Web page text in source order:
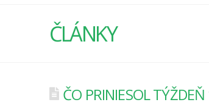
ČLÁNKY
ČO PRINIESOL